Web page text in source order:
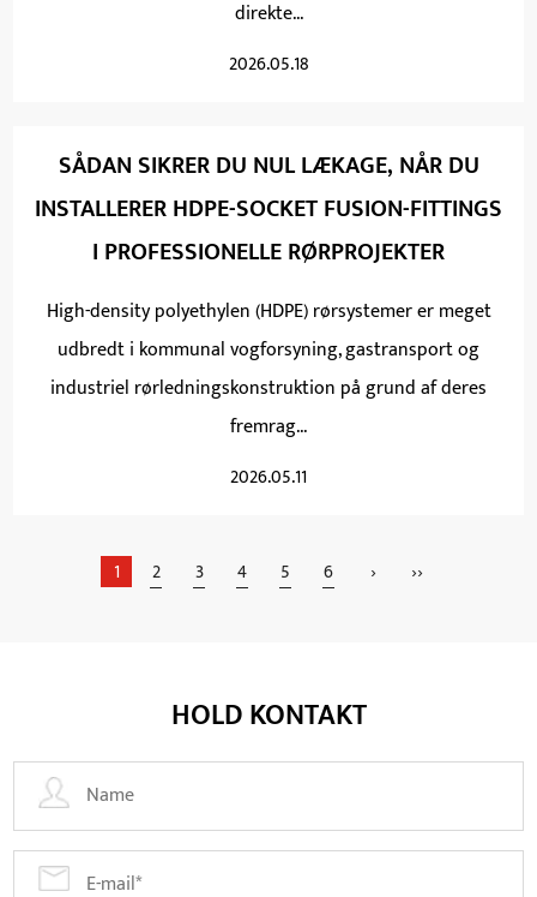
direkte...
2026.05.18
SÅDAN SIKRER DU NUL LÆKAGE, NÅR DU
INSTALLERER HDPE-SOCKET FUSION-FITTINGS
I PROFESSIONELLE RØRPROJEKTER
High-density polyethylen (HDPE) rørsystemer er meget
udbredt i kommunal vogforsyning, gastransport og
industriel rørledningskonstruktion på grund af deres
fremrag...
2026.05.11
1 2 3 4 5 6 › ››
HOLD KONTAKT